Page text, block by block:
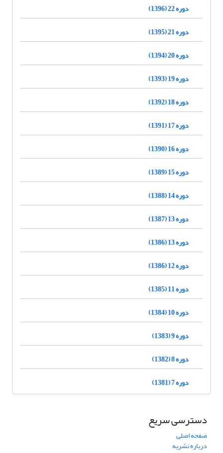
دوره 22 (1396)
دوره 21 (1395)
دوره 20 (1394)
دوره 19 (1393)
دوره 18 (1392)
دوره 17 (1391)
دوره 16 (1390)
دوره 15 (1389)
دوره 14 (1388)
دوره 13 (1387)
دوره 13 (1386)
دوره 12 (1386)
دوره 11 (1385)
دوره 10 (1384)
دوره 9 (1383)
دوره 8 (1382)
دوره 7 (1381)
دسترسی سریع
صفحه اصلی
درباره نشریه